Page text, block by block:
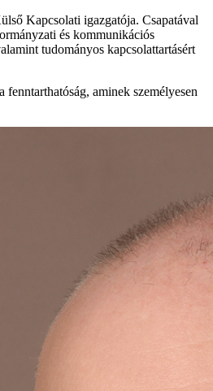
Kapcsolati igazgatója. Csapatával
és kommunikációs
tudományos kapcsolattartásért
aminek személyesen